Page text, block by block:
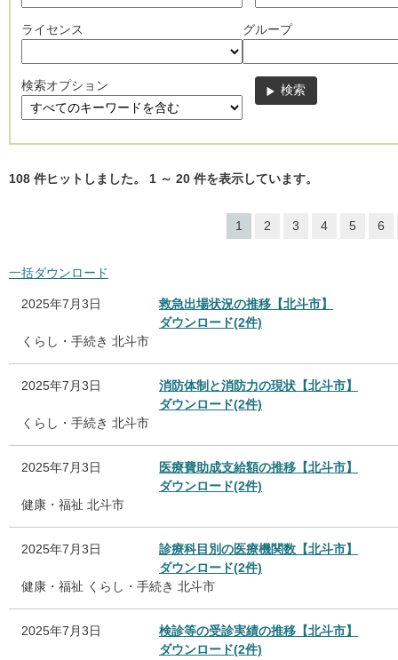
ライセンス グループ
検索オプション
108 件ヒットしました。 1 ～ 20 件を表示しています。
1 2 3 4 5 6
一括ダウンロード
2025年7月3日
救急出場状況の推移【北斗市】
ダウンロード(2件)
くらし・手続き 北斗市
2025年7月3日
消防体制と消防力の現状【北斗市】
ダウンロード(2件)
くらし・手続き 北斗市
2025年7月3日
医療費助成支給額の推移【北斗市】
ダウンロード(2件)
健康・福祉 北斗市
2025年7月3日
診療科目別の医療機関数【北斗市】
ダウンロード(2件)
健康・福祉 くらし・手続き 北斗市
2025年7月3日
検診等の受診実績の推移【北斗市】
ダウンロード(2件)